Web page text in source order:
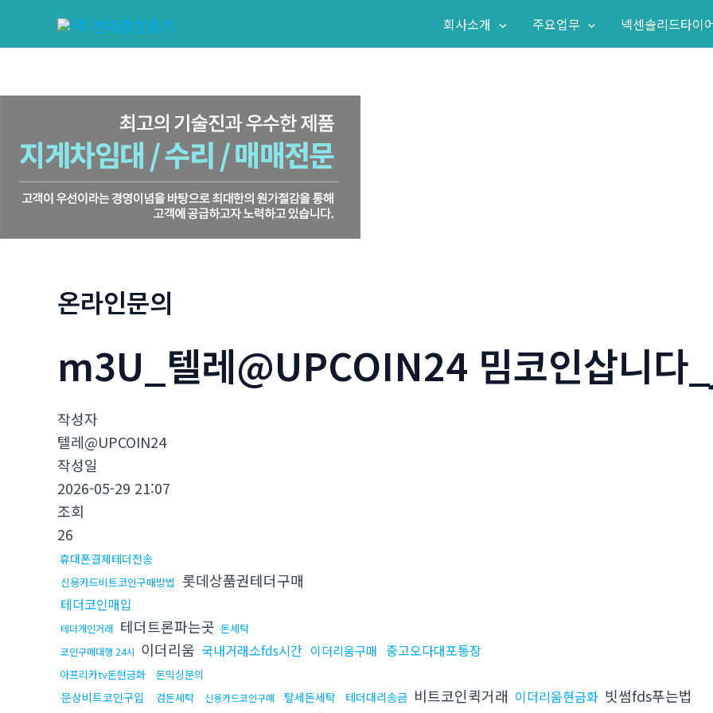
건
회사소개 주요업무 넥센솔리드타이
온라인문의
m3U_텔레@UPCOIN24 밈코인삽니다
작성자
텔레@UPCOIN24
작성일
2026-05-29 21:07
조회
26
휴대폰결제테더전송
신용카드비트코인구매방법 롯데상품권테더구매
테더코인매입
테더개인거래 테더트론파는곳 돈세탁
코인구매대행 24시 이더리움 국내거래소fds시간 이더리움구매 중고오다대포통장
아프리카tv돈현금화 돈믹싱문의
문상비트코인구입 검돈세탁 신용카드코인구매 탈세돈세탁 테더대리송금 비트코인퀵거래 이더리움현금화 빗썸fds푸는법